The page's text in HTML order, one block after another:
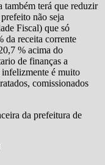
também terá que reduzir
não seja
Fiscal) que só
da receita corrente
% acima do
de finanças a
é muito
comissionados
da prefeitura de